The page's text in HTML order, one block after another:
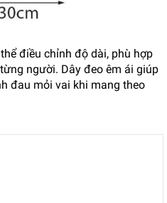
điều chỉnh độ dài, phù hợp
người. Dây đeo êm ái giúp
đau mỏi vai khi mang theo